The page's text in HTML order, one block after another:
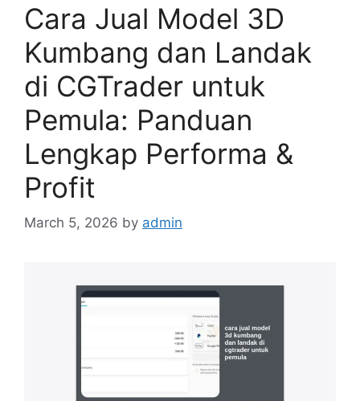
Cara Jual Model 3D
Kumbang dan Landak
di CGTrader untuk
Pemula: Panduan
Lengkap Performa &
Profit
March 5, 2026 by admin